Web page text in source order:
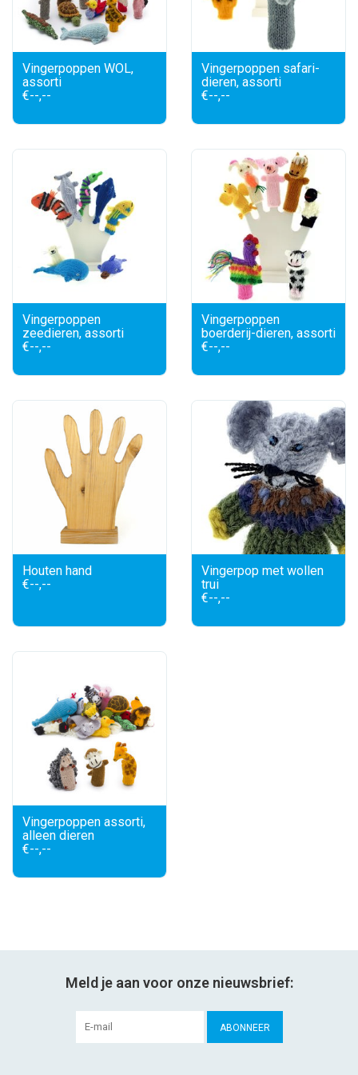
Vingerpoppen WOL,
assorti
€--,--
Vingerpoppen safari-
dieren, assorti
€--,--
Vingerpoppen
zeedieren, assorti
€--,--
Vingerpoppen
boerderij-dieren, assorti
€--,--
Houten hand
€--,--
Vingerpop met wollen
trui
€--,--
Vingerpoppen assorti,
alleen dieren
€--,--
Meld je aan voor onze nieuwsbrief:
ABONNEER